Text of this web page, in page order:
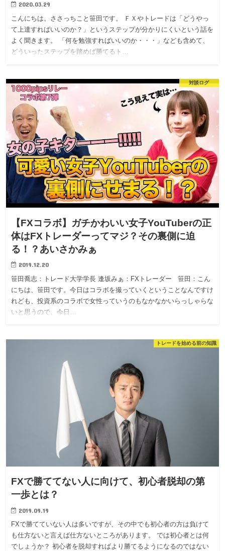
2020.03.29
こんにちは。ささっちこと笹田です。 ＦＸやトレードは「どうやっ
て上達すればいいのか？」というステップが分かりにくいという話を
よく聞きます。 「何を勉強すればいいのか・・・」なども含めて、
どういったステップを踏めば勝てるト…
対談ログ
【FXコラボ】ガチかわいい女子YouTuberの正
体はFXトレーダーってマジ？その裏側に迫
る！？あいさかみぁ
2019.12.20
笹田喬志：トレード大学学長 逢坂みぁ：FXトレーダー 笹田：こん
にちは、笹田です。今日はコラボを撮っていくということなんですけ
れども、投資系のコラボで女性っていうのもなかなかいらっしゃらな
いと思うので、今日…
トレードを始める前の知識
FXで勝ててない人に向けて、初心者脱却の第
一歩とは？
2019.09.19
FXで勝てていない人は多いですが、その中でも初心者の方は負けて
も仕方ないと言えば仕方ないところがあります。 では初心者とは何
でしょうか？ 初心者を脱却すればより勝てるようになるのではない